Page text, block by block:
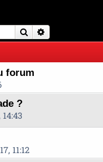
Rechercher
forum
?
11:12